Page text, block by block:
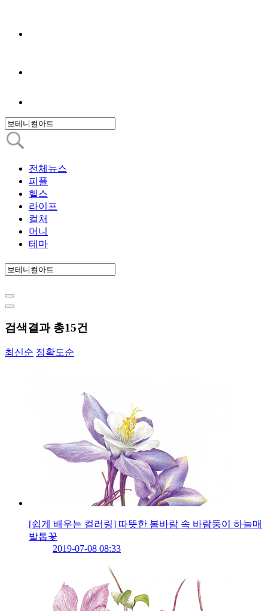
전체뉴스
피플
헬스
라이프
컬처
머니
테마
검색결과 총15건
최신순 정확도순
[쉽게 배우는 컬러링] 따뜻한 봄바람 속 바람둥이 하늘매
발톱꽃
2019-07-08 08:33